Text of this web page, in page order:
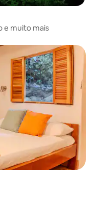
e muito mais